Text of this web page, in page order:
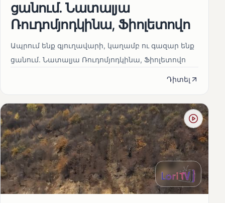
ցանում. Նատալյա
Ռուդոմյոդկինա, Ֆիոլետովո
Ապրում ենք գյուղավարի, կաղամբ ու գազար ենք
ցանում. Նատալյա Ռուդոմյոդկինա, Ֆիոլետովո
Դիտել